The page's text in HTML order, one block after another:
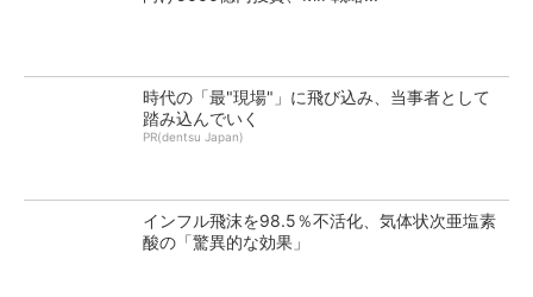
時代の「最"現場"」に飛び込み、当事者として
踏み込んでいく
PR(dentsu Japan)
インフル飛沫を98.5％不活化、気体状次亜塩素
酸の「驚異的な効果」